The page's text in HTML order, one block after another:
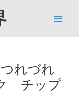
れづれ
チップ